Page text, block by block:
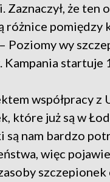
Zaznaczył, że ten
różnice pomiędzy
Poziomy wy
Kampania startuje
współpracy z
które już są w
są nam bardzo
więc